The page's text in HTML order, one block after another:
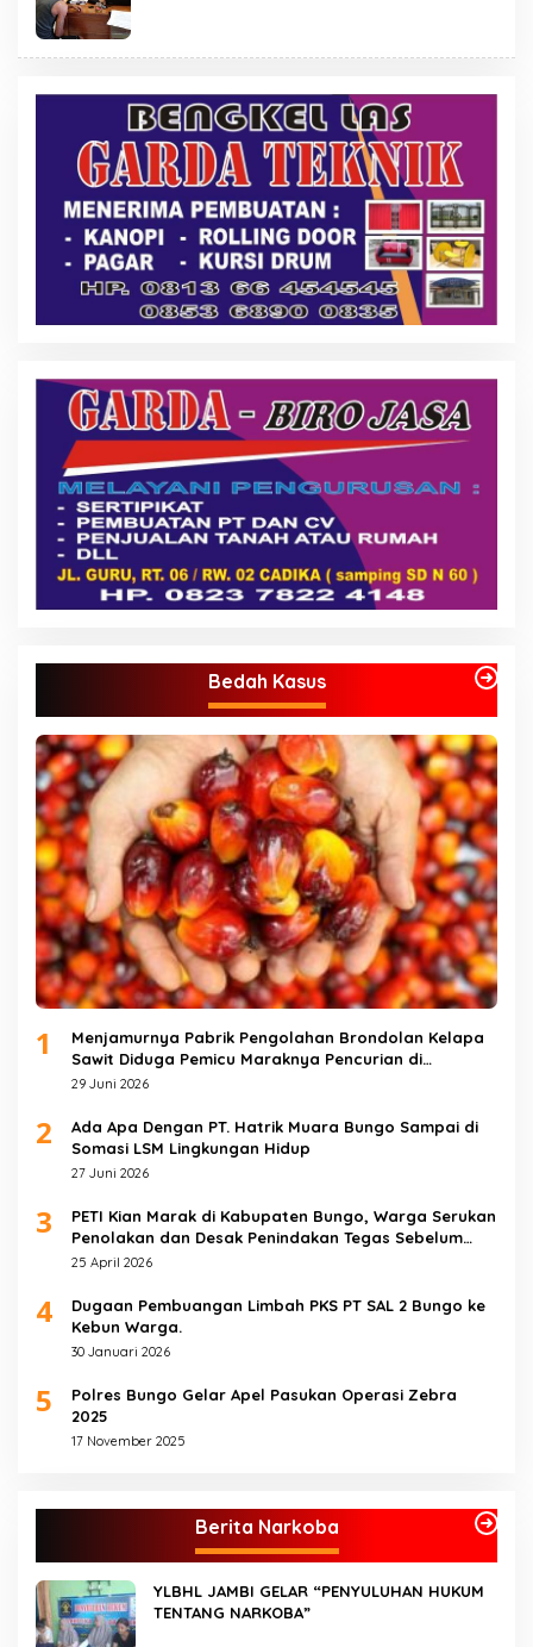
Bedah Kasus
1
Menjamurnya Pabrik Pengolahan Brondolan Kelapa
Sawit Diduga Pemicu Maraknya Pencurian di
Perkebunan Perusahaan Maupun Perorangan
29 Juni 2026
2
Ada Apa Dengan PT. Hatrik Muara Bungo Sampai di
Somasi LSM Lingkungan Hidup
27 Juni 2026
3
PETI Kian Marak di Kabupaten Bungo, Warga Serukan
Penolakan dan Desak Penindakan Tegas Sebelum
Bencana Menelan Korban Tak berdosa.
25 April 2026
4
Dugaan Pembuangan Limbah PKS PT SAL 2 Bungo ke
Kebun Warga.
30 Januari 2026
5
Polres Bungo Gelar Apel Pasukan Operasi Zebra
2025
17 November 2025
Berita Narkoba
YLBHL JAMBI GELAR “PENYULUHAN HUKUM
TENTANG NARKOBA”